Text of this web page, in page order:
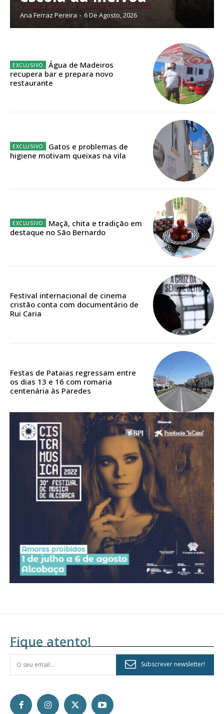
público!
Sendo assinante terá acesso a todos os conteúdos exclusivos e versões
12 meses
Edição em papel entregue à Quinta-feira em sua
Acesso ao conteúdo online
Acesso aos conteúdos Exclusivos para
16€
Acesso ao conteúdo online
Acesso aos conteúdos Exclusivos para
assinantes
Ofertas para assinatura anual
Escolha o plano
Ana Ferraz Pereira - 6 De Agosto, 2026
Água de Madeiros
recupera bar e prepara novo
restaurante
Gatos e problemas de
higiene motivam queixas na vila
Maçã, chita e tradição em
destaque no São Bernardo
Festival internacional de cinema
cristão conta com documentário de
Rui Caria
Festas de Pataias regressam entre
os dias 13 e 16 com romaria
centenária às Paredes
Fique atento!
Subscrever newsletter!